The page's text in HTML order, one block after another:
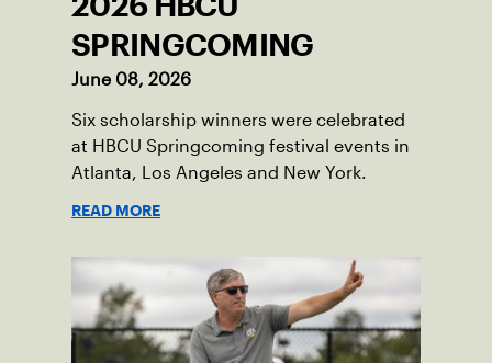
2026 HBCU
SPRINGCOMING
June 08, 2026
Six scholarship winners were celebrated
at HBCU Springcoming festival events in
Atlanta, Los Angeles and New York.
READ MORE